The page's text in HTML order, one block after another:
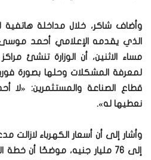
وأضاف شاكر، خلال مداخلة
الذي يقدمه الإعلامي أحمد موسى
مساء الاثنين، أن الوزارة تنشئ
لمعرفة المشكلات وحلها بصورة
قطاع الصناعة والمستثمرين: «لا
نعطيها له».
وأشار إلى أن أسعار الكهرباء
إلى 76 مليار جنيه، موضحًا أن